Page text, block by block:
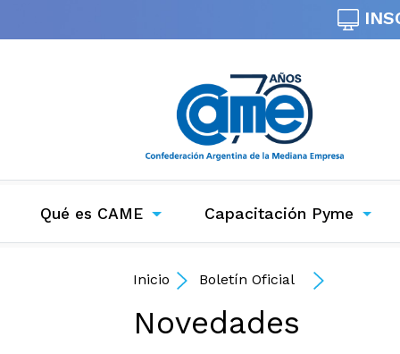
Qué es CAME Capacitación Pyme
Inicio Boletín Oficial
Novedades